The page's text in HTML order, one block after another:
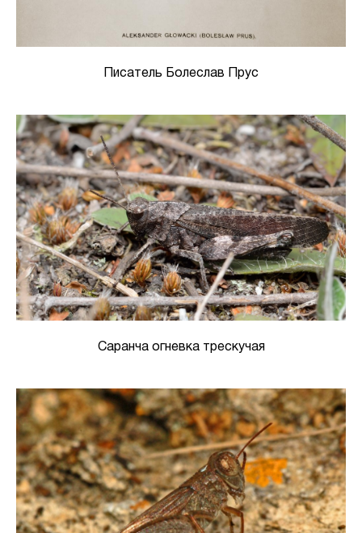
Писатель Болеслав Прус
Саранча огневка трескучая